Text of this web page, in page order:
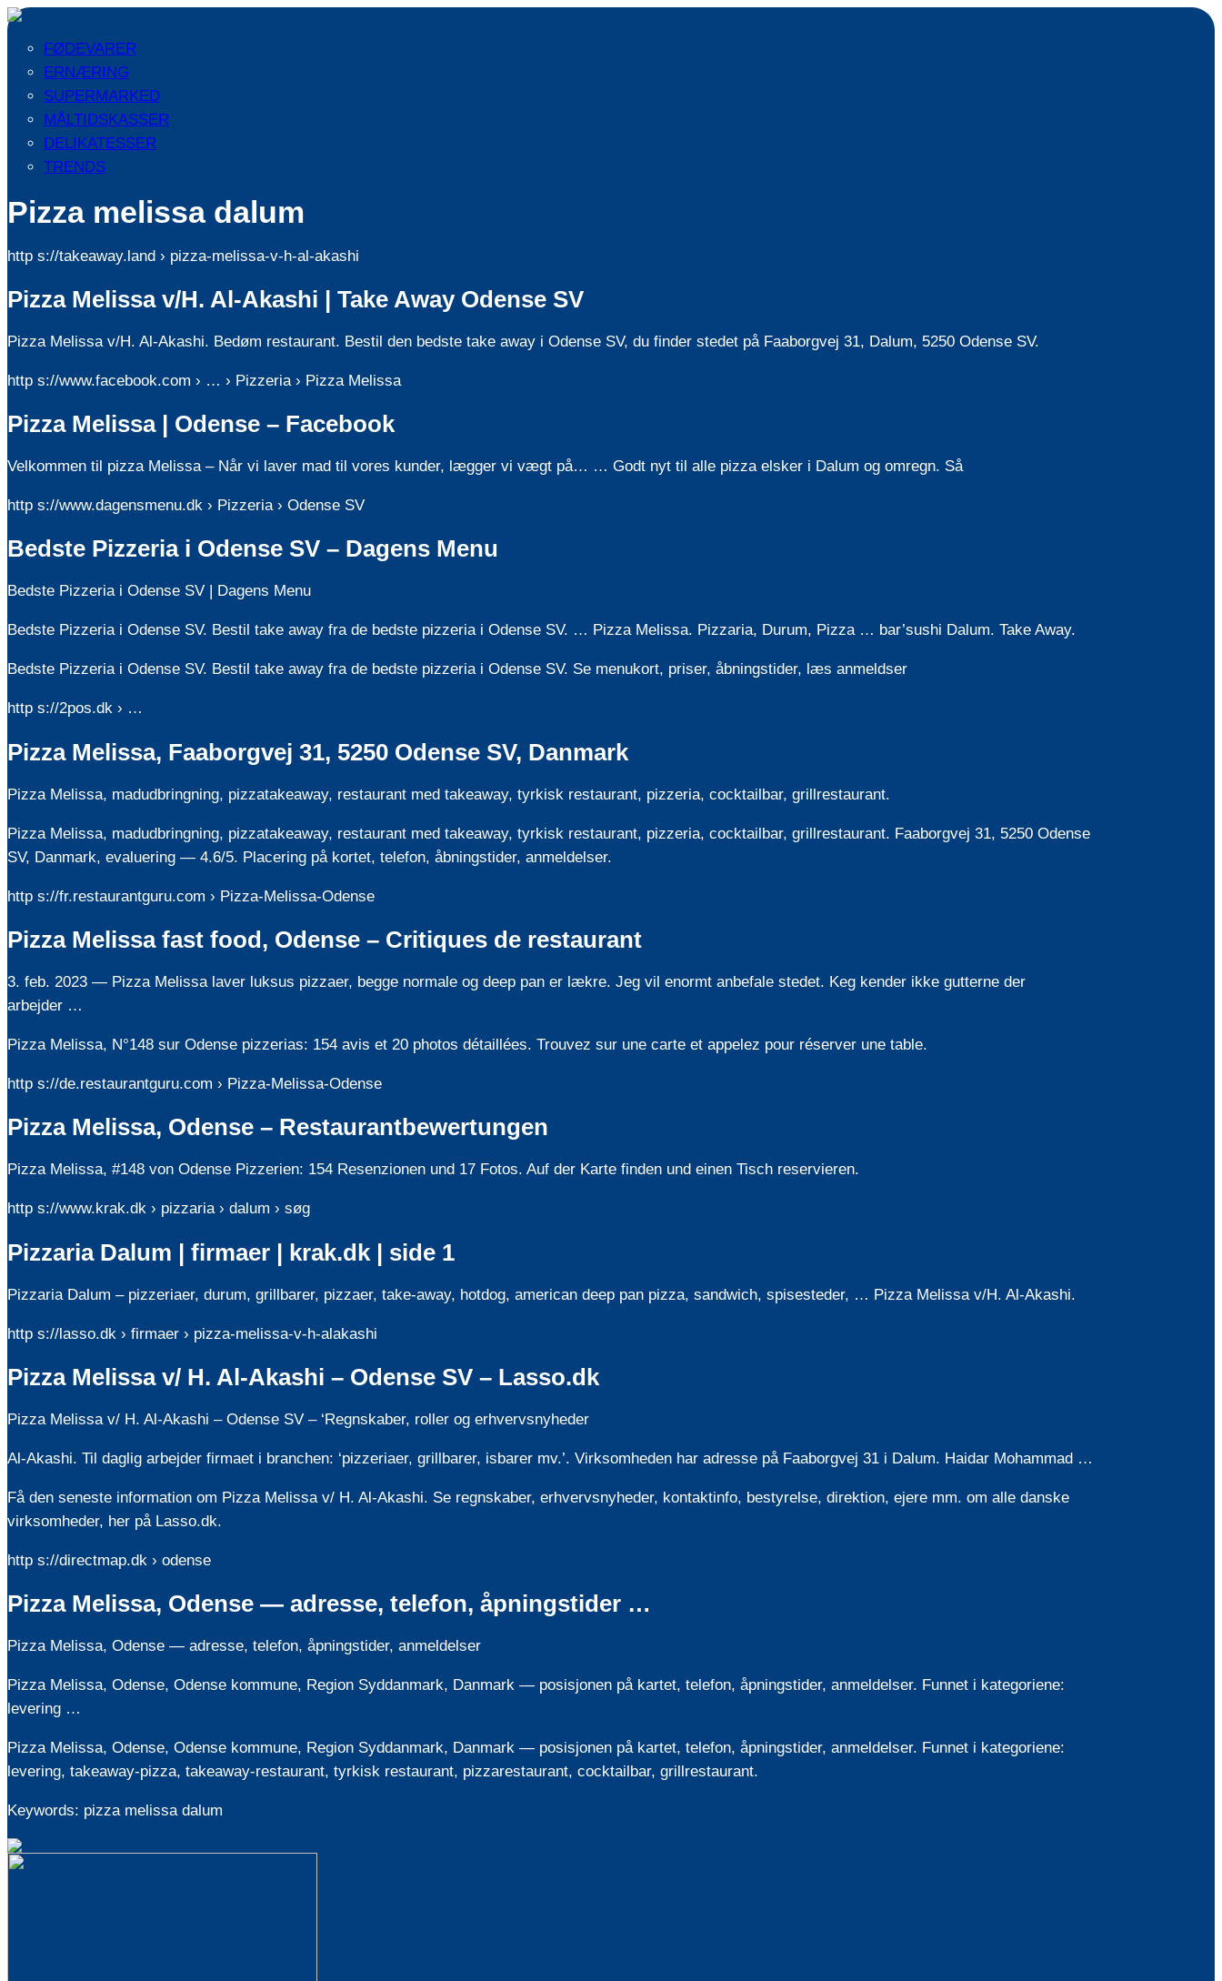
FØDEVARER
ERNÆRING
SUPERMARKED
MÅLTIDSKASSER
DELIKATESSER
TRENDS
Pizza melissa dalum
http s://takeaway.land › pizza-melissa-v-h-al-akashi
Pizza Melissa v/H. Al-Akashi | Take Away Odense SV
Pizza Melissa v/H. Al-Akashi. Bedøm restaurant. Bestil den bedste take away i Odense SV, du finder stedet på Faaborgvej 31, Dalum, 5250 Odense SV.
http s://www.facebook.com › … › Pizzeria › Pizza Melissa
Pizza Melissa | Odense – Facebook
Velkommen til pizza Melissa – Når vi laver mad til vores kunder, lægger vi vægt på… … Godt nyt til alle pizza elsker i Dalum og omregn. Så
http s://www.dagensmenu.dk › Pizzeria › Odense SV
Bedste Pizzeria i Odense SV – Dagens Menu
Bedste Pizzeria i Odense SV | Dagens Menu
Bedste Pizzeria i Odense SV. Bestil take away fra de bedste pizzeria i Odense SV. … Pizza Melissa. Pizzaria, Durum, Pizza … bar’sushi Dalum. Take Away.
Bedste Pizzeria i Odense SV. Bestil take away fra de bedste pizzeria i Odense SV. Se menukort, priser, åbningstider, læs anmeldser
http s://2pos.dk › …
Pizza Melissa, Faaborgvej 31, 5250 Odense SV, Danmark
Pizza Melissa, madudbringning, pizzatakeaway, restaurant med takeaway, tyrkisk restaurant, pizzeria, cocktailbar, grillrestaurant.
Pizza Melissa, madudbringning, pizzatakeaway, restaurant med takeaway, tyrkisk restaurant, pizzeria, cocktailbar, grillrestaurant. Faaborgvej 31, 5250 Odense
SV, Danmark, evaluering — 4.6/5. Placering på kortet, telefon, åbningstider, anmeldelser.
http s://fr.restaurantguru.com › Pizza-Melissa-Odense
Pizza Melissa fast food, Odense – Critiques de restaurant
3. feb. 2023 — Pizza Melissa laver luksus pizzaer, begge normale og deep pan er lækre. Jeg vil enormt anbefale stedet. Keg kender ikke gutterne der
arbejder …
Pizza Melissa, N°148 sur Odense pizzerias: 154 avis et 20 photos détaillées. Trouvez sur une carte et appelez pour réserver une table.
http s://de.restaurantguru.com › Pizza-Melissa-Odense
Pizza Melissa, Odense – Restaurantbewertungen
Pizza Melissa, #148 von Odense Pizzerien: 154 Resenzionen und 17 Fotos. Auf der Karte finden und einen Tisch reservieren.
http s://www.krak.dk › pizzaria › dalum › søg
Pizzaria Dalum | firmaer | krak.dk | side 1
Pizzaria Dalum – pizzeriaer, durum, grillbarer, pizzaer, take-away, hotdog, american deep pan pizza, sandwich, spisesteder, … Pizza Melissa v/H. Al-Akashi.
http s://lasso.dk › firmaer › pizza-melissa-v-h-alakashi
Pizza Melissa v/ H. Al-Akashi – Odense SV – Lasso.dk
Pizza Melissa v/ H. Al-Akashi – Odense SV – ‘Regnskaber, roller og erhvervsnyheder
Al-Akashi. Til daglig arbejder firmaet i branchen: ‘pizzeriaer, grillbarer, isbarer mv.’. Virksomheden har adresse på Faaborgvej 31 i Dalum. Haidar Mohammad …
Få den seneste information om Pizza Melissa v/ H. Al-Akashi. Se regnskaber, erhvervsnyheder, kontaktinfo, bestyrelse, direktion, ejere mm. om alle danske
virksomheder, her på Lasso.dk.
http s://directmap.dk › odense
Pizza Melissa, Odense — adresse, telefon, åpningstider …
Pizza Melissa, Odense — adresse, telefon, åpningstider, anmeldelser
Pizza Melissa, Odense, Odense kommune, Region Syddanmark, Danmark — posisjonen på kartet, telefon, åpningstider, anmeldelser. Funnet i kategoriene:
levering …
Pizza Melissa, Odense, Odense kommune, Region Syddanmark, Danmark — posisjonen på kartet, telefon, åpningstider, anmeldelser. Funnet i kategoriene:
levering, takeaway-pizza, takeaway-restaurant, tyrkisk restaurant, pizzarestaurant, cocktailbar, grillrestaurant.
Keywords: pizza melissa dalum